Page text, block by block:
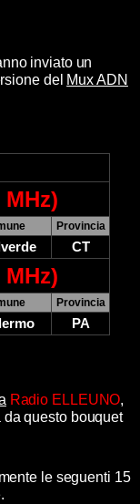
inviato un
del Mux ADN
MHz)
Provincia
CT
MHz)
Provincia
PA
Radio ELLEUNO,
questo bouquet
le seguenti 15